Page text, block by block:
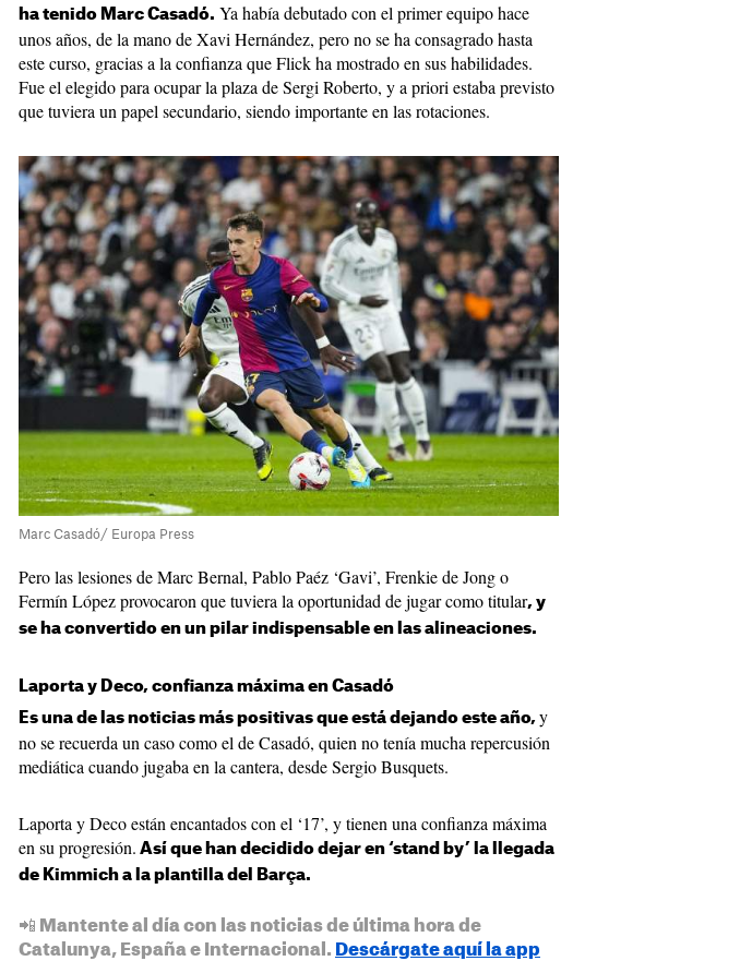
ha tenido Marc Casadó. Ya había debutado con el primer equipo hace
unos años, de la mano de Xavi Hernández, pero no se ha consagrado hasta
este curso, gracias a la confianza que Flick ha mostrado en sus habilidades.
Fue el elegido para ocupar la plaza de Sergi Roberto, y a priori estaba previsto
que tuviera un papel secundario, siendo importante en las rotaciones.
Marc Casadó/ Europa Press
Pero las lesiones de Marc Bernal, Pablo Paéz ‘Gavi’, Frenkie de Jong o
Fermín López provocaron que tuviera la oportunidad de jugar como titular, y
se ha convertido en un pilar indispensable en las alineaciones.
Laporta y Deco, confianza máxima en Casadó
Es una de las noticias más positivas que está dejando este año, y
no se recuerda un caso como el de Casadó, quien no tenía mucha repercusión
mediática cuando jugaba en la cantera, desde Sergio Busquets.
Laporta y Deco están encantados con el ‘17’, y tienen una confianza máxima
en su progresión. Así que han decidido dejar en ‘stand by’ la llegada
de Kimmich a la plantilla del Barça.
📲 Mantente al día con las noticias de última hora de
Catalunya, España e Internacional. Descárgate aquí la app